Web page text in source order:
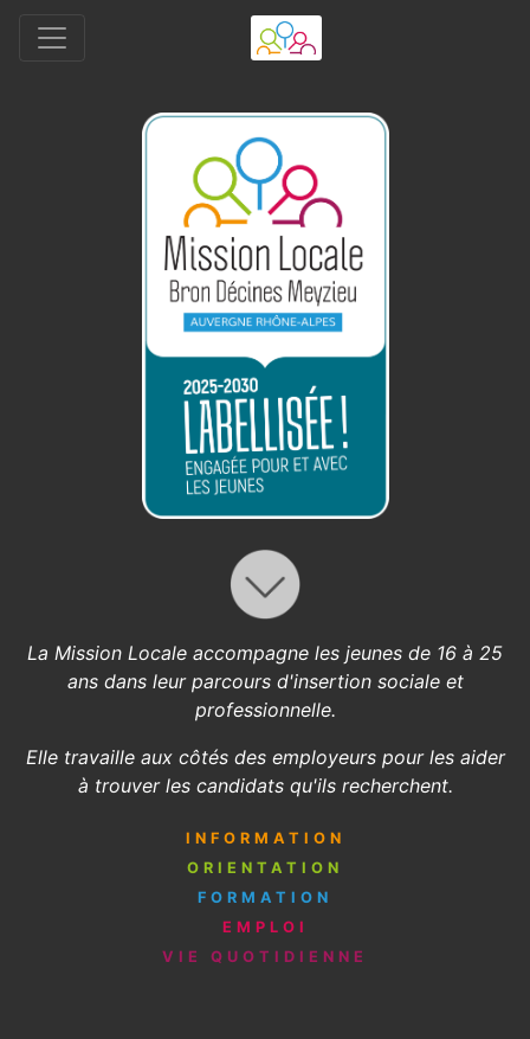
La Mission Locale accompagne les jeunes de 16 à 25
ans dans leur parcours d'insertion sociale et
professionnelle.
Elle travaille aux côtés des employeurs pour les aider
à trouver les candidats qu'ils recherchent.
INFORMATION
ORIENTATION
FORMATION
EMPLOI
VIE QUOTIDIENNE